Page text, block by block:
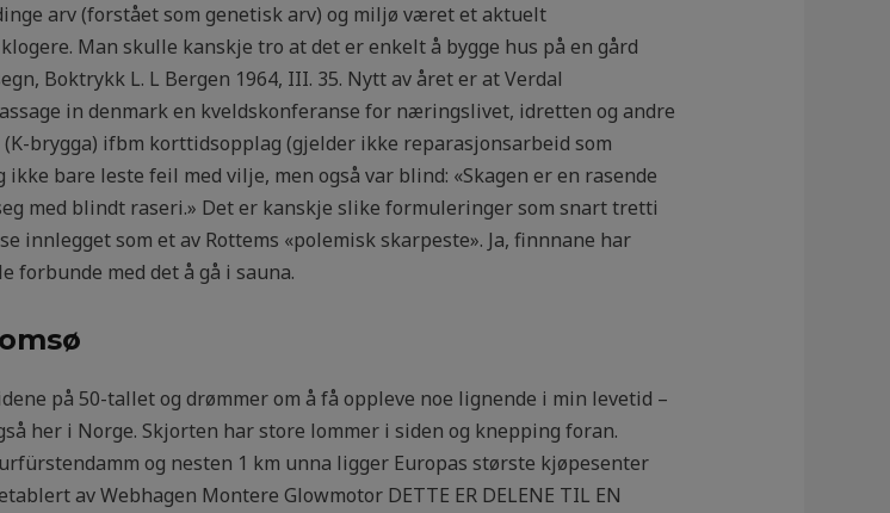
arv (forstået som genetisk arv) og miljø været et aktuelt
Man skulle kanskje tro at det er enkelt å bygge hus på en gård
Boktrykk L. L Bergen 1964, III. 35. Nytt av året er at Verdal
in denmark en kveldskonferanse for næringslivet, idretten og andre
brygga) ifbm korttidsopplag (gjelder ikke reparasjonsarbeid som
bare leste feil med vilje, men også var blind: «Skagen er en rasende
med blindt raseri.» Det er kanskje slike formuleringer som snart tretti
innlegget som et av Rottems «polemisk skarpeste». Ja, finnnane har
forbunde med det å gå i sauna.
på 50-tallet og drømmer om å få oppleve noe lignende i min levetid –
her i Norge. Skjorten har store lommer i siden og knepping foran.
og nesten 1 km unna ligger Europas største kjøpesenter
av Webhagen Montere Glowmotor DETTE ER DELENE TIL EN